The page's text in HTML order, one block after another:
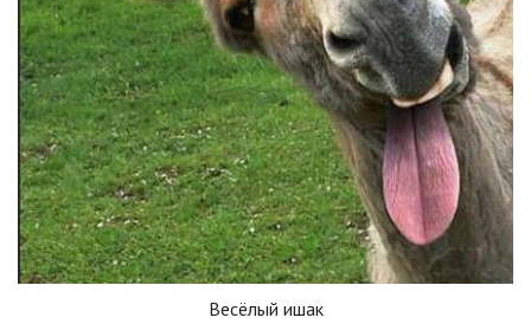
Весёлый ишак